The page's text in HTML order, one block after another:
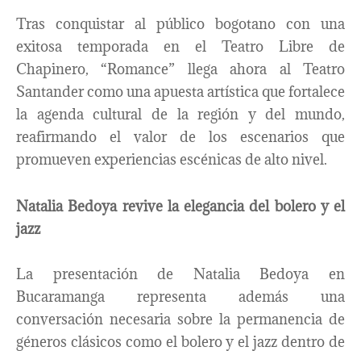
Tras conquistar al público bogotano con una
exitosa temporada en el Teatro Libre de
Chapinero, “Romance” llega ahora al Teatro
Santander como una apuesta artística que fortalece
la agenda cultural de la región y del mundo,
reafirmando el valor de los escenarios que
promueven experiencias escénicas de alto nivel.
Natalia Bedoya revive la elegancia del bolero y el
jazz
La presentación de Natalia Bedoya en
Bucaramanga representa además una
conversación necesaria sobre la permanencia de
géneros clásicos como el bolero y el jazz dentro de